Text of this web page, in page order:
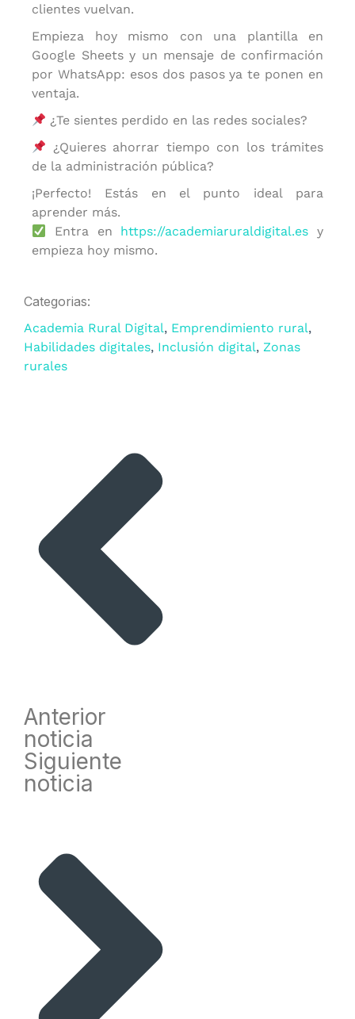
clientes vuelvan.
Empieza hoy mismo con una plantilla en
Google Sheets y un mensaje de confirmación
por WhatsApp: esos dos pasos ya te ponen en
ventaja.
¿Te sientes perdido en las redes sociales?
¿Quieres ahorrar tiempo con los trámites
de la administración pública?
¡Perfecto! Estás en el punto ideal para
aprender más.
Entra en https://academiaruraldigital.es y
empieza hoy mismo.
Categorias:
Academia Rural Digital, Emprendimiento rural,
Habilidades digitales, Inclusión digital, Zonas
rurales
Anterior
noticia
Siguiente
noticia